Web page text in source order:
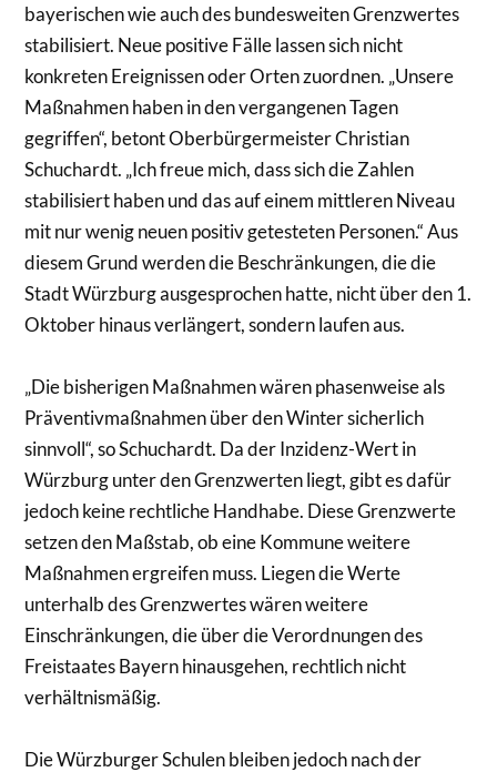
bayerischen wie auch des bundesweiten Grenzwertes
stabilisiert. Neue positive Fälle lassen sich nicht
konkreten Ereignissen oder Orten zuordnen. „Unsere
Maßnahmen haben in den vergangenen Tagen
gegriffen“, betont Oberbürgermeister Christian
Schuchardt. „Ich freue mich, dass sich die Zahlen
stabilisiert haben und das auf einem mittleren Niveau
mit nur wenig neuen positiv getesteten Personen.“ Aus
diesem Grund werden die Beschränkungen, die die
Stadt Würzburg ausgesprochen hatte, nicht über den 1.
Oktober hinaus verlängert, sondern laufen aus.
„Die bisherigen Maßnahmen wären phasenweise als
Präventivmaßnahmen über den Winter sicherlich
sinnvoll“, so Schuchardt. Da der Inzidenz-Wert in
Würzburg unter den Grenzwerten liegt, gibt es dafür
jedoch keine rechtliche Handhabe. Diese Grenzwerte
setzen den Maßstab, ob eine Kommune weitere
Maßnahmen ergreifen muss. Liegen die Werte
unterhalb des Grenzwertes wären weitere
Einschränkungen, die über die Verordnungen des
Freistaates Bayern hinausgehen, rechtlich nicht
verhältnismäßig.
Die Würzburger Schulen bleiben jedoch nach der